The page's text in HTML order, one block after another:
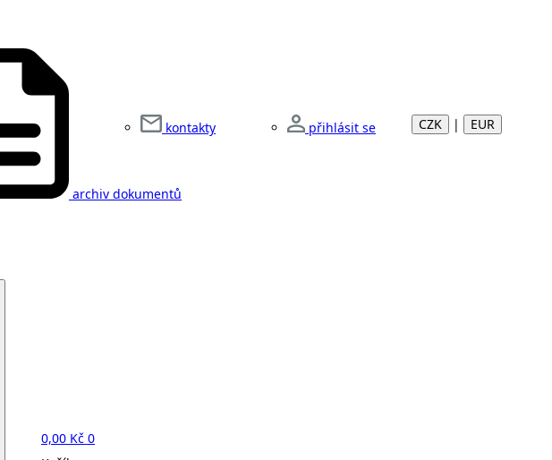
archiv dokumentů
kontakty přihlásit se CZK | EUR
0,00 Kč 0